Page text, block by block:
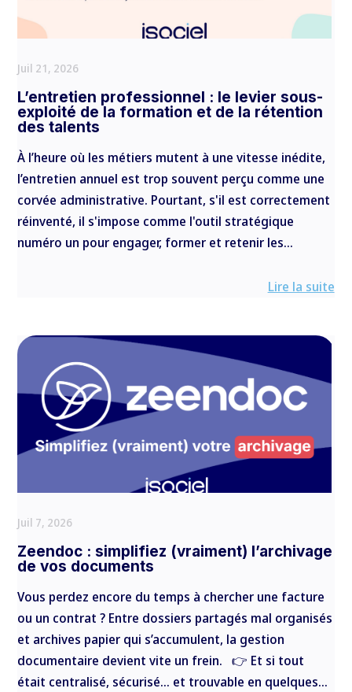
L’entretien professionnel : le levier sous-
exploité de la formation et de la rétention
des talents
Juil 21, 2026
À l’heure où les métiers mutent à une vitesse inédite,
l’entretien annuel est trop souvent perçu comme une
corvée administrative. Pourtant, s'il est correctement
réinventé, il s'impose comme l'outil stratégique
numéro un pour engager, former et retenir les...
Lire la suite
Zeendoc : simplifiez (vraiment) l’archivage
de vos documents
Juil 7, 2026
Vous perdez encore du temps à chercher une facture
ou un contrat ? Entre dossiers partagés mal organisés
et archives papier qui s’accumulent, la gestion
documentaire devient vite un frein. 👉 Et si tout
était centralisé, sécurisé… et trouvable en quelques...